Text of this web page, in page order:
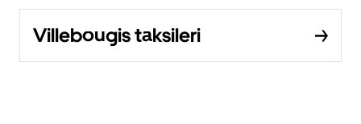
Villebougis taksileri